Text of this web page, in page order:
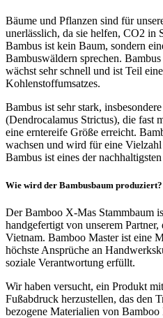
Bäume und Pflanzen sind für
unerlässlich, da sie helfen, CO2 in
Bambus ist kein Baum, sondern
Bambuswäldern sprechen.
wächst sehr schnell und ist Teil
Kohlenstoffumsatzes.
Bambus ist sehr stark,
(Dendrocalamus Strictus), die fast
eine erntereife Größe erreicht.
wachsen und wird für eine
Bambus ist eines der
Wie wird der Bambusbaum produziert?
Der Bamboo X-Mas Stammbaum
handgefertigt von unserem
Vietnam. Bamboo Master ist eine
höchste Ansprüche an
soziale Verantwortung erfüllt.
Wir haben versucht, ein Produkt
Fußabdruck herzustellen, das den
bezogene Materialien von Bamboo